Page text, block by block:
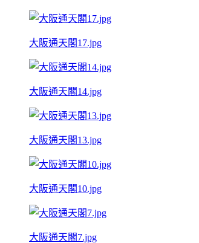
大阪通天閣17.jpg
大阪通天閣14.jpg
大阪通天閣13.jpg
大阪通天閣10.jpg
大阪通天閣7.jpg